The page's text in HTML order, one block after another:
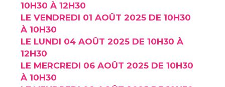
10H30 À 12H30
LE VENDREDI 01 AOÛT 2025 DE 10H30
À 10H30
LE LUNDI 04 AOÛT 2025 DE 10H30 À
12H30
LE MERCREDI 06 AOÛT 2025 DE 10H30
À 10H30